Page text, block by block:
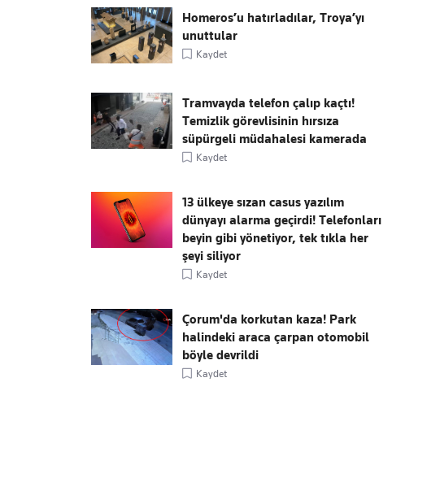
Homeros’u hatırladılar, Troya’yı
unuttular
Kaydet
Tramvayda telefon çalıp kaçtı!
Temizlik görevlisinin hırsıza
süpürgeli müdahalesi kamerada
Kaydet
13 ülkeye sızan casus yazılım
dünyayı alarma geçirdi! Telefonları
beyin gibi yönetiyor, tek tıkla her
şeyi siliyor
Kaydet
Çorum'da korkutan kaza! Park
halindeki araca çarpan otomobil
böyle devrildi
Kaydet